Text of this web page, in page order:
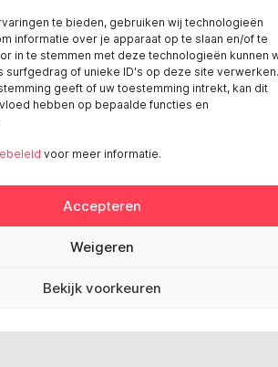
te bieden, gebruiken wij technologieën
informatie over je apparaat op te slaan en/of te
in te stemmen met deze technologieën kunnen
surfgedrag of unieke ID's op deze site verwerken.
geeft of uw toestemming intrekt, kan dit
hebben op bepaalde functies en
voor meer informatie.
Accepteren
Weigeren
Bekijk voorkeuren
van Smart
doe een melding